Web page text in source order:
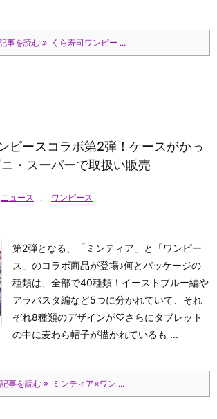
事を読む くら寿司ワンピー ...
ピースコラボ第2弾！ケースがかっ
・スーパーで取扱い販売
ニュース , ワンピース
第2弾となる、「ミンティア」と「ワンピー
ス」のコラボ商品が登場♪何とパッケージの
種類は、全部で40種類！イーストブルー編や
アラバスタ編など5つに分かれていて、それ
ぞれ8種類のデザインが♡さらにタブレット
の中に麦わら帽子が描かれているも ...
記事を読む ミンティア×ワン ...